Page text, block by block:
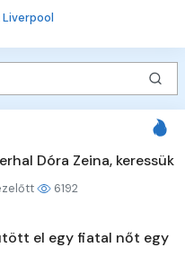
Liverpool
Dóra Zeina, keressük
6192
el egy fiatal nőt egy